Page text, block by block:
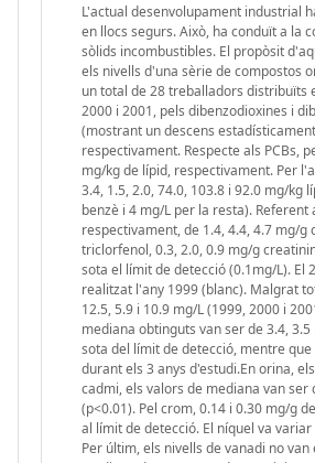
L'actual desenvolupament industrial
en llocs segurs. Això, ha conduït a la
sòlids incombustibles. El propòsit
els nivells d'una sèrie de compostos
un total de 28 treballadors distribuïts
2000 i 2001, pels dibenzodioxines i
(mostrant un descens
respectivament. Respecte als PCBs,
mg/kg de lípid, respectivament. Per
3.4, 1.5, 2.0, 74.0, 103.8 i 92.0 mg/kg
benzè i 4 mg/L per la resta).
respectivament, de 1.4, 4.4, 4.7 mg/
triclorfenol, 0.3, 2.0, 0.9 mg/g
sota el límit de detecció (0.1mg/L). El
realitzat l'any 1999 (blanc). Malgrat
12.5, 5.9 i 10.9 mg/L (1999, 2000 i
mediana obtinguts van ser de 3.4,
sota del límit de detecció, mentre
durant els 3 anys d'estudi.En orina,
cadmi, els valors de mediana van
(p<0.01). Pel crom, 0.14 i 0.30 mg/g
al límit de detecció. El níquel va
Per últim, els nivells de vanadi no